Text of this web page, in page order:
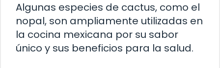
Algunas especies de cactus, como el
nopal, son ampliamente utilizadas en
la cocina mexicana por su sabor
único y sus beneficios para la salud.